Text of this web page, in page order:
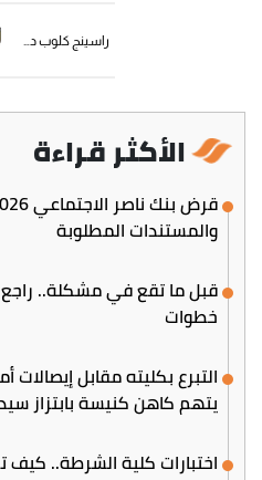
الأكثر قراءة
والمستندات المطلوبة
خطوات
يتهم كاهن كنيسة بابتزاز
اختبارات كلية الشرطة.. كيف